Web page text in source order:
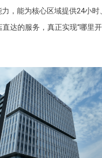
，能为核心区域提供24小时
达的服务，真正实现“哪里